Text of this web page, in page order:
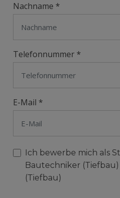
Nachname *
Telefonnummer *
E-Mail *
Ich bewerbe mich als
Bautechniker
(Tiefbau)